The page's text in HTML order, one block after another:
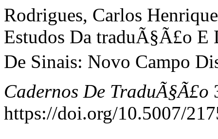
Rodrigues, Carlos
Estudos Da traduÃ§Ã£o
De Sinais: Novo Campo
Cadernos De TraduÃ§Ã£o
https://doi.org/10.5007/